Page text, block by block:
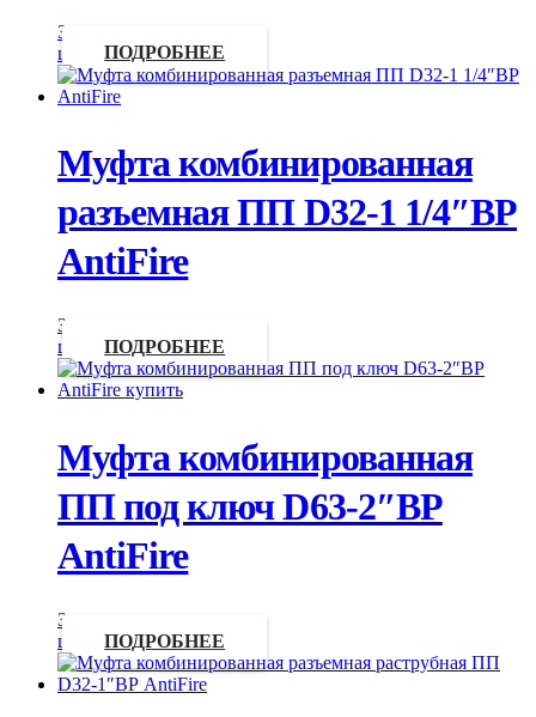
Запросить
цену
ПОДРОБНЕЕ
Муфта комбинированная
разъемная ПП D32-1 1/4″ВР
AntiFire
Запросить
цену
ПОДРОБНЕЕ
Муфта комбинированная
ПП под ключ D63-2″ВР
AntiFire
Запросить
цену
ПОДРОБНЕЕ